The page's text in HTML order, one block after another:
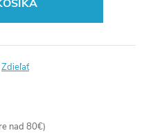
Zdieľať
nad 80€)